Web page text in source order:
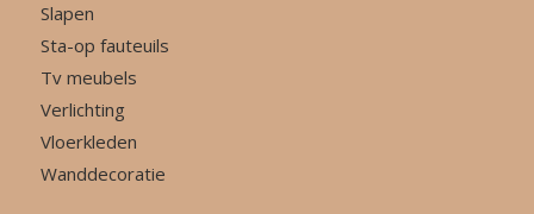
Slapen
Sta-op fauteuils
Tv meubels
Verlichting
Vloerkleden
Wanddecoratie